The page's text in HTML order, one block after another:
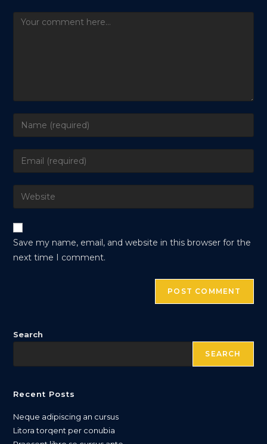
Comment
Enter
your
name
to
comment
Enter
your
email
address
comment
Enter
your
website
URL
(optional)
Save my name, email, and website in this browser for the
next time I comment.
Search
SEARCH
Recent Posts
Neque adipiscing an cursus
Litora torqent per conubia